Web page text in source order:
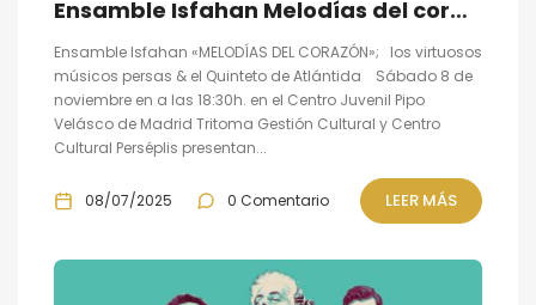
Ensamble Isfahan Melodías del corazón; Músicos persas y españoles en concierto
Ensamble Isfahan «MELODÍAS DEL CORAZÓN»; los virtuosos
músicos persas & el Quinteto de Atlántida Sábado 8 de
noviembre en a las 18:30h. en el Centro Juvenil Pipo
Velásco de Madrid Tritoma Gestión Cultural y Centro
Cultural Perséplis presentan...
08/07/2025 0 Comentario LEER MÁS